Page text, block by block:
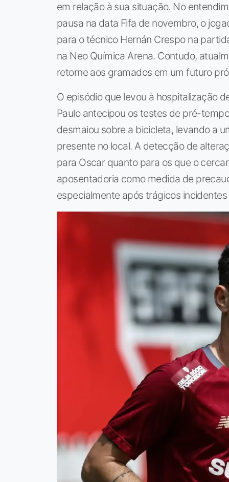
em relação à sua situação. No
pausa na data Fifa de novembro, o
para o técnico Hernán Crespo na
na Neo Química Arena. Contudo,
retorne aos gramados em um futuro
O episódio que levou à hospitalização
Paulo antecipou os testes de pré-
desmaiou sobre a bicicleta, levando a
presente no local. A detecção de
para Oscar quanto para os que o
aposentadoria como medida de
especialmente após trágicos